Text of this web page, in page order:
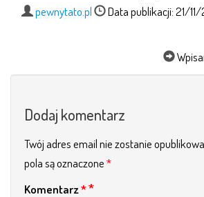
pewnytato.pl
Data publikacji: 21/
Dodaj komentarz
Twój adres email nie zostanie
pola są oznaczone*
Komentarz*